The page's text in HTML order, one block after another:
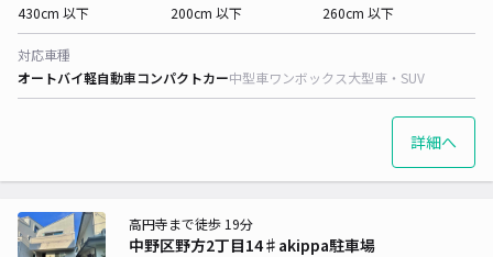
430cm 以下
200cm 以下
260cm 以下
対応車種
オートバイ軽自動車コンパクトカー中型車ワンボックス大型車・SUV
詳細へ
中野区野方2丁目14♯akippa駐車場
高円寺まで徒歩 19分